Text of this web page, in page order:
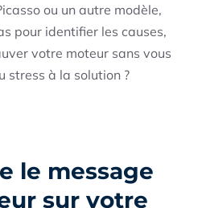
ou un autre modèle,
pour identifier les causes,
votre moteur sans vous
stress à la solution ?
le message
sur votre